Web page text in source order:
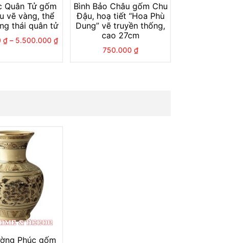
có được cuộc sống viên mãn, tròn đầy,
hiện ở nhiều nơi trên thế giới, đặc biệt là
Quân Tử gốm
vẽ vàng, thể
thái quân tử
₫ – 5.500.000₫
Bình Bảo Châu gốm Chu
Đậu, hoạ tiết “Hoa Phù
Dung” vẽ truyền thống,
cao 27cm
750.000 ₫
Phúc gốm